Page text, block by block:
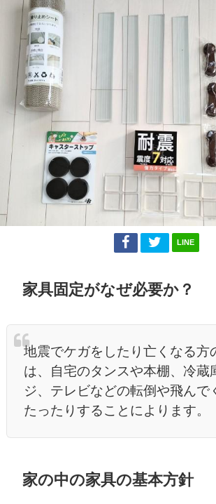
LINE
家具固定がなぜ必要か？
地震でケガをしたり亡くなる方
は、自宅のタンスや本棚、冷蔵
ジ、テレビなどの転倒や飛んで
たったりすることによります。
家の中の家具の基本方針